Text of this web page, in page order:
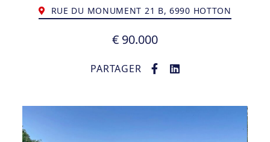
RUE DU MONUMENT 21 B, 6990 HOTTON
€ 90.000
PARTAGER